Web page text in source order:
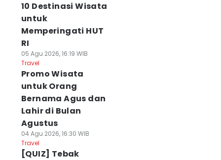
10 Destinasi Wisata
untuk
Memperingati HUT
RI
05 Agu 2026, 16:19 WIB
Travel
Promo Wisata
untuk Orang
Bernama Agus dan
Lahir di Bulan
Agustus
04 Agu 2026, 16:30 WIB
Travel
[QUIZ] Tebak